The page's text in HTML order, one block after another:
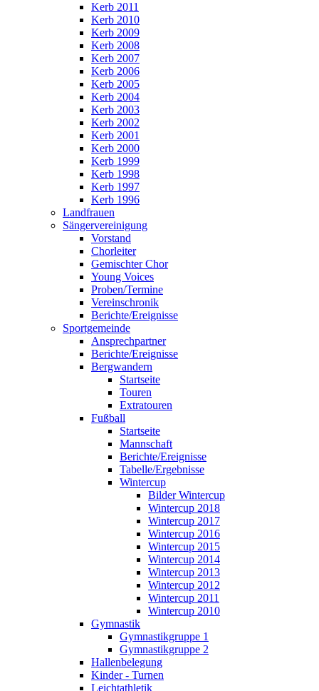
Kerb 2011
Kerb 2010
Kerb 2009
Kerb 2008
Kerb 2007
Kerb 2006
Kerb 2005
Kerb 2004
Kerb 2003
Kerb 2002
Kerb 2001
Kerb 2000
Kerb 1999
Kerb 1998
Kerb 1997
Kerb 1996
Landfrauen
Sängervereinigung
Vorstand
Chorleiter
Gemischter Chor
Young Voices
Proben/Termine
Vereinschronik
Berichte/Ereignisse
Sportgemeinde
Ansprechpartner
Berichte/Ereignisse
Bergwandern
Startseite
Touren
Extratouren
Fußball
Startseite
Mannschaft
Berichte/Ereignisse
Tabelle/Ergebnisse
Wintercup
Bilder Wintercup
Wintercup 2018
Wintercup 2017
Wintercup 2016
Wintercup 2015
Wintercup 2014
Wintercup 2013
Wintercup 2012
Wintercup 2011
Wintercup 2010
Gymnastik
Gymnastikgruppe 1
Gymnastikgruppe 2
Hallenbelegung
Kinder - Turnen
Leichtathletik